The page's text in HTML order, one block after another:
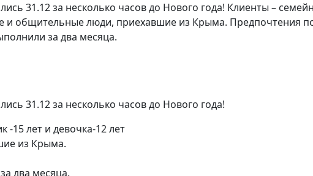
31.12 за несколько часов до Нового года! Клиенты –
и общительные люди, приехавшие из Крыма. Предпочтения
за два месяца.
31.12 за несколько часов до Нового года!
-15 лет и девочка-12 лет
из Крыма.
два месяца.